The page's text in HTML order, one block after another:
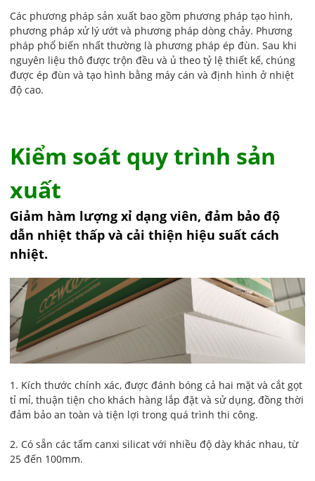
Các phương pháp sản xuất bao gồm phương pháp tạo hình,
phương pháp xử lý ướt và phương pháp dòng chảy. Phương
pháp phổ biến nhất thường là phương pháp ép đùn. Sau khi
nguyên liệu thô được trộn đều và ủ theo tỷ lệ thiết kế, chúng
được ép đùn và tạo hình bằng máy cán và định hình ở nhiệt
độ cao.
Kiểm soát quy trình sản
xuất
Giảm hàm lượng xỉ dạng viên, đảm bảo độ
dẫn nhiệt thấp và cải thiện hiệu suất cách
nhiệt.
1. Kích thước chính xác, được đánh bóng cả hai mặt và cắt gọt
tỉ mỉ, thuận tiện cho khách hàng lắp đặt và sử dụng, đồng thời
đảm bảo an toàn và tiện lợi trong quá trình thi công.
2. Có sẵn các tấm canxi silicat với nhiều độ dày khác nhau, từ
25 đến 100mm.